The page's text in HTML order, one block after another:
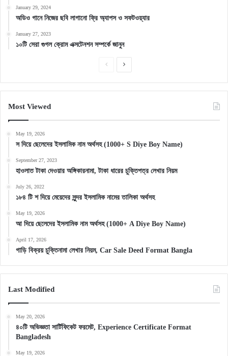
January 29, 2024
অডিও গানে নিজের ছবি লাগানো ফ্রি অ্যাপস ও সফটওয়্যার
January 27, 2023
১০টি সেরা গুগল ক্রোম এক্সটেনশন সম্পর্কে জানুন
PreviousNext
Most Viewed
May 19, 2026
স দিয়ে ছেলেদের ইসলামিক নাম অর্থসহ (1000+ S Diye Boy Name)
September 27, 2023
হাওলাত টাকা দেওয়ার অঙ্গিকারনামা, টাকা ধারের চুক্তিপত্র লেখার নিয়ম
July 26, 2022
১৮৪ টি শ দিয়ে মেয়েদের সুন্দর ইসলামিক নামের তালিকা অর্থসহ
May 19, 2026
আ দিয়ে ছেলেদের ইসলামিক নাম অর্থসহ (1000+ A Diye Boy Name)
April 17, 2026
গাড়ি বিক্রয় চুক্তিনামা লেখার নিয়ম, Car Sale Deed Format Bangla
Last Modified
May 20, 2026
৪০টি অভিজ্ঞতা সার্টিফিকেট ফরমেট, Experience Certificate Format
Bangladesh
May 19, 2026